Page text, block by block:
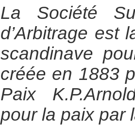
La Société
d’Arbitrage est
scandinave
créée en 1883
Paix
pour la paix par